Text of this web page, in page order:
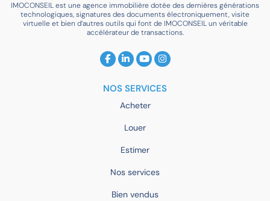
IMOCONSEIL est une agence immobilière dotée des dernières générations
technologiques, signatures des documents électroniquement, visite
virtuelle et bien d’autres outils qui font de IMOCONSEIL un véritable
accélérateur de transactions.
NOS SERVICES
Acheter
Louer
Estimer
Nos services
Bien vendus